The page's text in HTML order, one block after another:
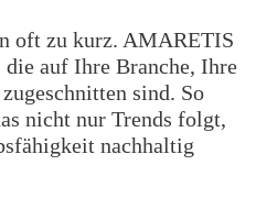
oft zu kurz. AMARETIS
auf Ihre Branche, Ihre
sind. So
nicht nur Trends folgt,
nachhaltig